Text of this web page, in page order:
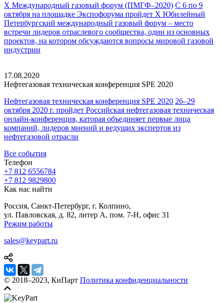
X Международный газовый форум (ПМГФ–2020) С 6 по 9
октября на площадке Экспофорума пройдет Х Юбилейный
Петербургский международный газовый форум – место
встречи лидеров отраслевого сообщества, один из основных
проектов, на котором обсуждаются вопросы мировой газовой
индустрии
17.08.2020
Нефтегазовая техническая конференция SPE 2020
Нефтегазовая техническая конференция SPE 2020 26–29
октября 2020 г. пройдет Российская нефтегазовая техническая
онлайн-конференция, каторая объединяет первые лица
компаний, лидеров мнений и ведущих экспертов из
нефтегазовой отрасли
Все события
Телефон
+7 812 6556784
+7 812 9829800
Как нас найти
Россия, Санкт-Петербург, г. Колпино,
ул. Павловская, д. 82, литер А, пом. 7-Н, офис 31
Режим работы
sales@keypart.ru
© 2018–2023, КиПарт Политика конфиденциальности